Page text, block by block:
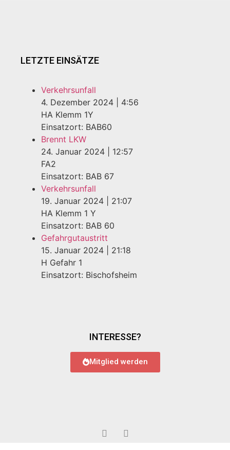
LETZTE EINSÄTZE
Verkehrsunfall
4. Dezember 2024
4:56
HA Klemm 1Y
Einsatzort: BAB60
Brennt LKW
24. Januar 2024
12:57
FA2
Einsatzort: BAB 67
Verkehrsunfall
19. Januar 2024
21:07
HA Klemm 1 Y
Einsatzort: BAB 60
Gefahrgutaustritt
15. Januar 2024
21:18
H Gefahr 1
Einsatzort: Bischofsheim
INTERESSE?
Mitglied werden